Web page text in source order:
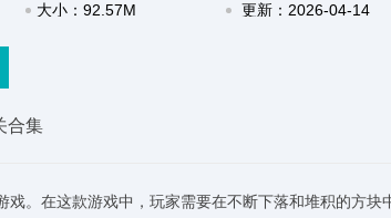
大小：92.57M 更新：2026-04-14
合集
戏。在这款游戏中，玩家需要在不断下落和堆积的方块